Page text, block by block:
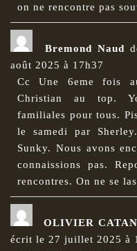
on ne rencontre pas
Bremond Naud
août 2025 à 17h37
Cc Une 6eme fois
Christian au top.
familiales pour tous.
le samedi par
Sunky. Nous avons
connaissions pas.
rencontres. On ne se
OLIVIER
écrit le 27 juillet 2025 à